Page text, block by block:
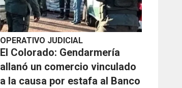
OPERATIVO JUDICIAL
El Colorado: Gendarmería
allanó un comercio vinculado
a la causa por estafa al Banco